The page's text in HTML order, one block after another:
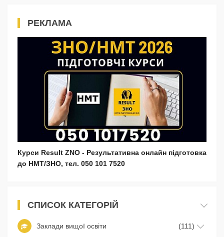
СПИСОК КАТЕГОРІЙ
Заклади вищої освіти (111)
РЕКЛАМА
Курси Result ZNO - Результативна онлайн підготовка
до НМТ/ЗНО, тел. 050 101 7520